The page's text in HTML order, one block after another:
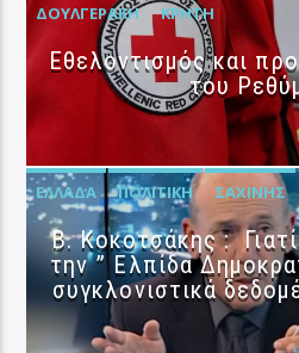
ΔΟΥΛΓΕΡΆΚΗ ΚΡΉΤΗ
Εθελοντισμός και
του
ΕΛΛΆΔΑ ΠΟΛΙΤΙΚΉ ΣΑΧΊΝΗΣ
Β. Κοκοτσάκης :
την ” Ελπίδα
συγκλονιστικά